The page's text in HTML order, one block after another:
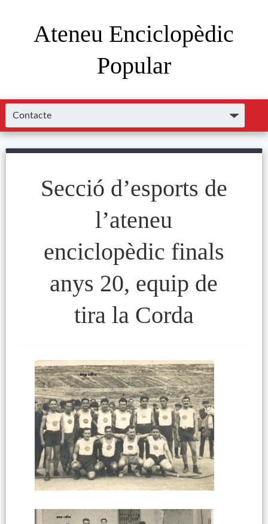
Ateneu Enciclopèdic
Popular
Secció d’esports de
l’ateneu
enciclopèdic finals
anys 20, equip de
tira la Corda